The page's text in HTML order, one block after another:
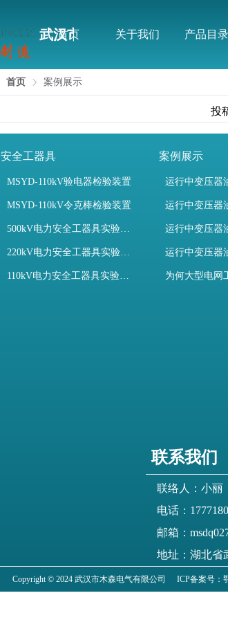
武汉市木森电气有限公司
首页 关于我们 产品目录
首页 案例展示
投
安全工器具
MSYD-110kV验电器检验装置
MSYD-110kV令克棒检验装置
500kV电力安全工器具实验室配置
220kV电力安全工器具实验室配置
110kV电力安全工器具实验室配置
案例展示
运行中变压器油质量
运行中变压器油质量
运行中变压器油质量
运行中变压器油质量
为何大型电网工程都首选木
联系我们
联络人：小丽
电话：
邮箱：
地址：湖北省
Copyright © 2024 武汉市木森电气有限公司 ICP备案号：